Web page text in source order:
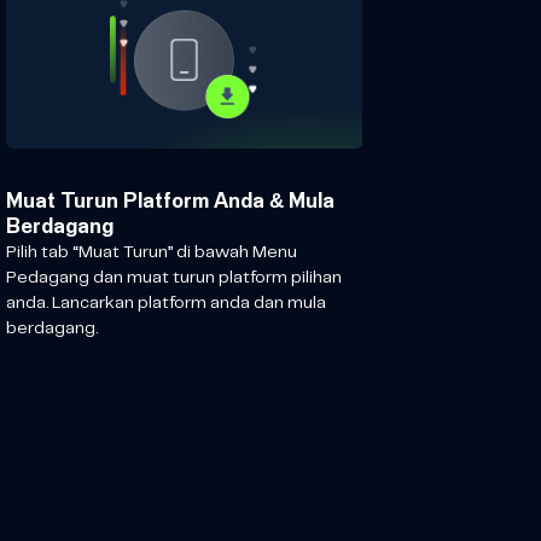
Muat Turun Platform Anda & Mula
Berdagang
Pilih tab “Muat Turun” di bawah Menu
Pedagang dan muat turun platform pilihan
anda. Lancarkan platform anda dan mula
berdagang.